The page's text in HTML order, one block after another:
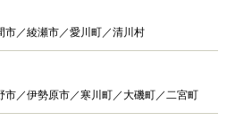
市／綾瀬市／愛川町／清川村
／伊勢原市／寒川町／大磯町／二宮町